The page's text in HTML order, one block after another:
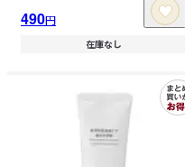
490円
在庫なし